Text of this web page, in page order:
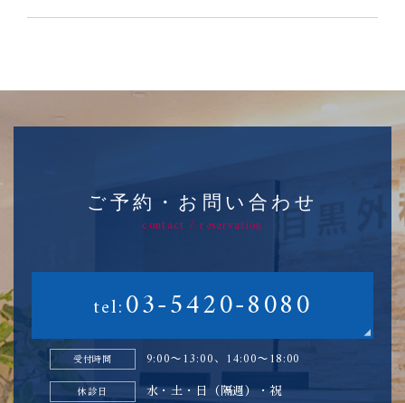
ご予約・お問い合わせ
contact / reservation
tel:03-5420-8080
受付時間 9:00〜13:00、14:00〜18:00
休診日 水・土・日（隔週）・祝